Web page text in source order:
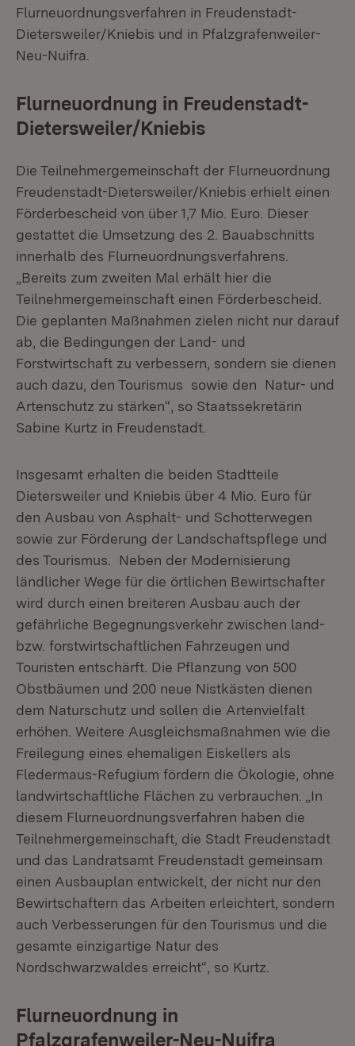
Flurneuordnungsverfahren in Freudenstadt-
Dietersweiler/Kniebis und in Pfalzgrafenweiler-
Neu-Nuifra.
Flurneuordnung in Freudenstadt-
Dietersweiler/Kniebis
Die Teilnehmergemeinschaft der Flurneuordnung
Freudenstadt-Dietersweiler/Kniebis erhielt einen
Förderbescheid von über 1,7 Mio. Euro. Dieser
gestattet die Umsetzung des 2. Bauabschnitts
innerhalb des Flurneuordnungsverfahrens.
„Bereits zum zweiten Mal erhält hier die
Teilnehmergemeinschaft einen Förderbescheid.
Die geplanten Maßnahmen zielen nicht nur darauf
ab, die Bedingungen der Land- und
Forstwirtschaft zu verbessern, sondern sie dienen
auch dazu, den Tourismus sowie den Natur- und
Artenschutz zu stärken“, so Staatssekretärin
Sabine Kurtz in Freudenstadt.
Insgesamt erhalten die beiden Stadtteile
Dietersweiler und Kniebis über 4 Mio. Euro für
den Ausbau von Asphalt- und Schotterwegen
sowie zur Förderung der Landschaftspflege und
des Tourismus. Neben der Modernisierung
ländlicher Wege für die örtlichen Bewirtschafter
wird durch einen breiteren Ausbau auch der
gefährliche Begegnungsverkehr zwischen land-
bzw. forstwirtschaftlichen Fahrzeugen und
Touristen entschärft. Die Pflanzung von 500
Obstbäumen und 200 neue Nistkästen dienen
dem Naturschutz und sollen die Artenvielfalt
erhöhen. Weitere Ausgleichsmaßnahmen wie die
Freilegung eines ehemaligen Eiskellers als
Fledermaus-Refugium fördern die Ökologie, ohne
landwirtschaftliche Flächen zu verbrauchen. „In
diesem Flurneuordnungsverfahren haben die
Teilnehmergemeinschaft, die Stadt Freudenstadt
und das Landratsamt Freudenstadt gemeinsam
einen Ausbauplan entwickelt, der nicht nur den
Bewirtschaftern das Arbeiten erleichtert, sondern
auch Verbesserungen für den Tourismus und die
gesamte einzigartige Natur des
Nordschwarzwaldes erreicht“, so Kurtz.
Flurneuordnung in
Pfalzgrafenweiler-Neu-Nuifra